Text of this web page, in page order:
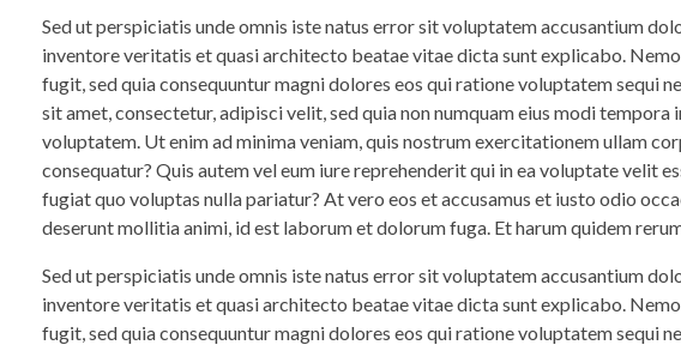
Sed ut perspiciatis unde omnis iste natus error sit voluptatem accusantium
inventore veritatis et quasi architecto beatae vitae dicta sunt explicabo.
fugit, sed quia consequuntur magni dolores eos qui ratione voluptatem sequi
sit amet, consectetur, adipisci velit, sed quia non numquam eius modi
voluptatem. Ut enim ad minima veniam, quis nostrum exercitationem ullam
consequatur? Quis autem vel eum iure reprehenderit qui in ea voluptate velit
fugiat quo voluptas nulla pariatur? At vero eos et accusamus et iusto odio
deserunt mollitia animi, id est laborum et dolorum fuga. Et harum quidem
Sed ut perspiciatis unde omnis iste natus error sit voluptatem accusantium
inventore veritatis et quasi architecto beatae vitae dicta sunt explicabo.
fugit, sed quia consequuntur magni dolores eos qui ratione voluptatem sequi